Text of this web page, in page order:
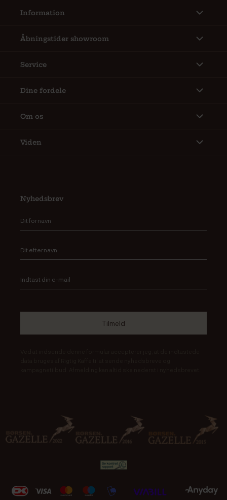
Information
Åbningstider showroom
Service
Dine fordele
Om os
Viden
Nyhedsbrev